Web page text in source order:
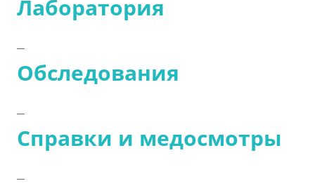
Лаборатория
Обследования
Справки и медосмотры